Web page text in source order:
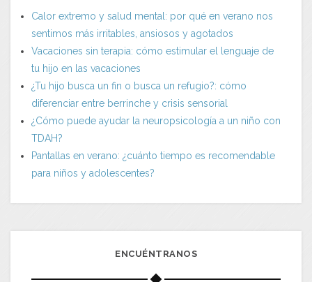
Calor extremo y salud mental: por qué en verano nos
sentimos más irritables, ansiosos y agotados
Vacaciones sin terapia: cómo estimular el lenguaje de
tu hijo en las vacaciones
¿Tu hijo busca un fin o busca un refugio?: cómo
diferenciar entre berrinche y crisis sensorial
¿Cómo puede ayudar la neuropsicología a un niño con
TDAH?
Pantallas en verano: ¿cuánto tiempo es recomendable
para niños y adolescentes?
ENCUÉNTRANOS